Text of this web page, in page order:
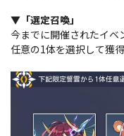
▼「選定召喚」
今までに開催されたイベ
任意の1体を選択して獲得